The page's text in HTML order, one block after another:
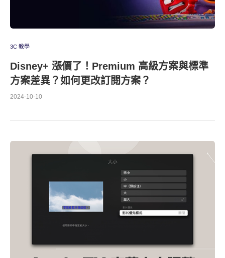
3C 教學
Disney+ 漲價了！Premium 高級方案與標準
方案差異？如何更改訂閱方案？
2024-10-10